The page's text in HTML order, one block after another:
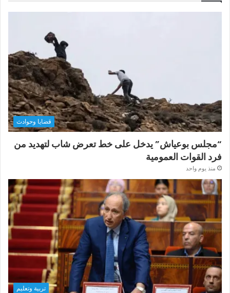
قضايا وحوادث
“مجلس بوعياش” يدخل على خط تعرض شاب لتهديد من
فرد القوات العمومية
منذ يوم واحد
تربية وتعليم